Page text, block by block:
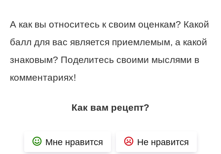
А как вы относитесь к своим оценкам? Какой
балл для вас является приемлемым, а какой
знаковым? Поделитесь своими мыслями в
комментариях!
Как вам рецепт?
Мне нравится Не нравится